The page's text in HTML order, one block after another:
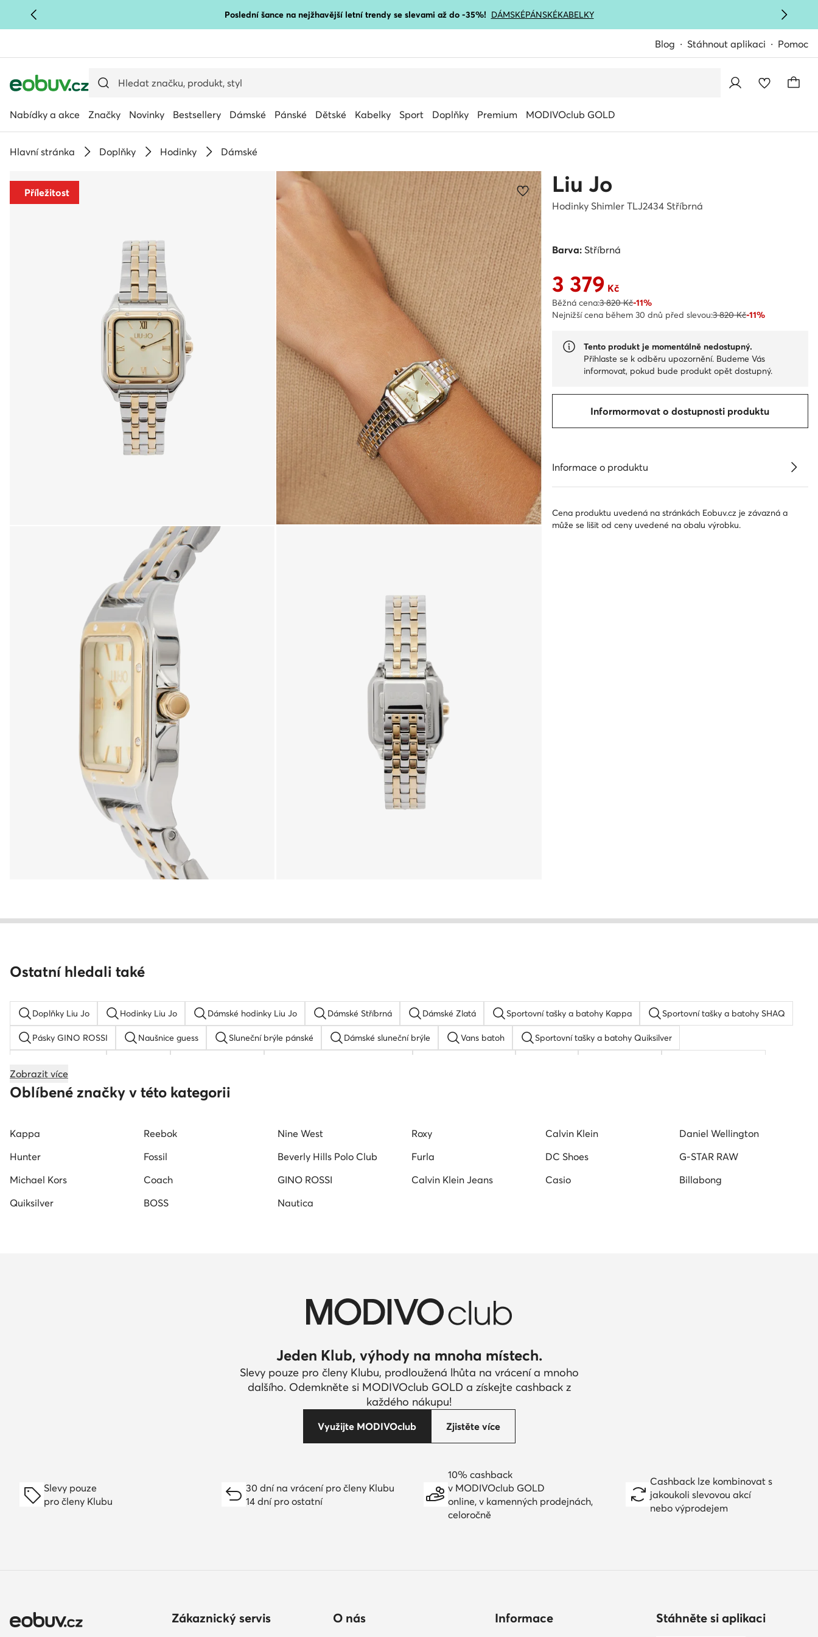
PŘEJÍT NA HLAVNÍ OBSAH Poslední šance na nejžhavější letní trendy se slevami až do -35%! DÁMSKÉPÁNSKÉKABELKY
Blog Stáhnout aplikaci Pomoc
Nabídky a akce Značky Novinky Bestsellery Dámské Pánské Dětské Kabelky Sport Doplňky Premium MODIVOclub GOLD
Hlavní stránka Doplňky Hodinky Dámské
Příležitost Liu Jo
Hodinky Shimler TLJ2434 Stříbrná
Barva:Stříbrná
Aktuální cena 3 379 Kč
3 379 Kč
Běžná cena:3 820 Kč-11%
Nejnižší cena během 30 dnů před slevou:3 820 Kč-11%
Tento produkt je momentálně nedostupný.
Přihlaste se k odběru upozornění. Budeme Vás
informovat, pokud bude produkt opět dostupný.
Informormovat o dostupnosti produktu
Informace o produktu
Cena produktu uvedená na stránkách Eobuv.cz je závazná a
může se lišit od ceny uvedené na obalu výrobku.
Ostatní hledali také
Doplňky Liu Jo Hodinky Liu Jo Dámské hodinky Liu Jo Dámské Stříbrná Dámské Zlatá Sportovní tašky a batohy Kappa Sportovní tašky a batohy SHAQ
Pásky GINO ROSSI Naušnice guess Sluneční brýle pánské Dámské sluneční brýle Vans batoh Sportovní tašky a batohy Quiksilver
Dětská kšiltovka Hodinky Nautica Zlaté hodinky
Zobrazit více
Oblíbené značky v této kategorii
Kappa Reebok Nine West Roxy Calvin Klein
Daniel Wellington
Hunter
Fossil Beverly Hills Polo Club Furla DC Shoes
G-STAR RAW
Michael Kors
Coach GINO ROSSI Calvin Klein Jeans Casio
Billabong
Quiksilver
BOSS Nautica
Jeden Klub, výhody na mnoha místech.
Slevy pouze pro členy Klubu, prodloužená lhůta na vrácení a mnoho
dalšího. Odemkněte si MODIVOclub GOLD a získejte cashback z
každého nákupu!
Využijte MODIVOclub Zjistěte více
Slevy pouze
pro členy Klubu
30 dní na vrácení pro členy Klubu
14 dní pro ostatní
10% cashback
v MODIVOclub GOLD
online, v kamenných prodejnách,
celoročně
Cashback lze kombinovat s
jakoukoli slevovou akcí
nebo výprodejem
Zákaznický servis O nás Informace Stáhněte si aplikaci